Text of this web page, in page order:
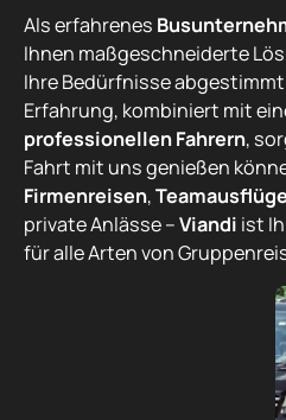
Als erfahrenes
Ihnen maßgeschneiderte
Ihre Bedürfnisse
Erfahrung, kombiniert mit
professionellen Fahrern,
Fahrt mit uns genießen
Firmenreisen,Teamausflüge
private Anlässe –Viandi ist
für alle Arten von